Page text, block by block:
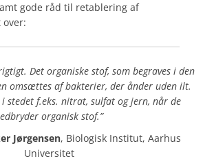
gode råd til retablering af
Det organiske stof, som begraves i den
omsættes af bakterier, der ånder uden ilt.
stedet f.eks. nitrat, sulfat og jern, når de
organisk stof.”
Jørgensen, Biologisk Institut, Aarhus
Universitet